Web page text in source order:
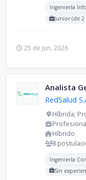
Carreras
Ingeniería
Junior (de
25 de Jun, 2026
Analista
RedSalud
Híbrida;
Híbrido
8
Carreras
Ingeniería
Sin